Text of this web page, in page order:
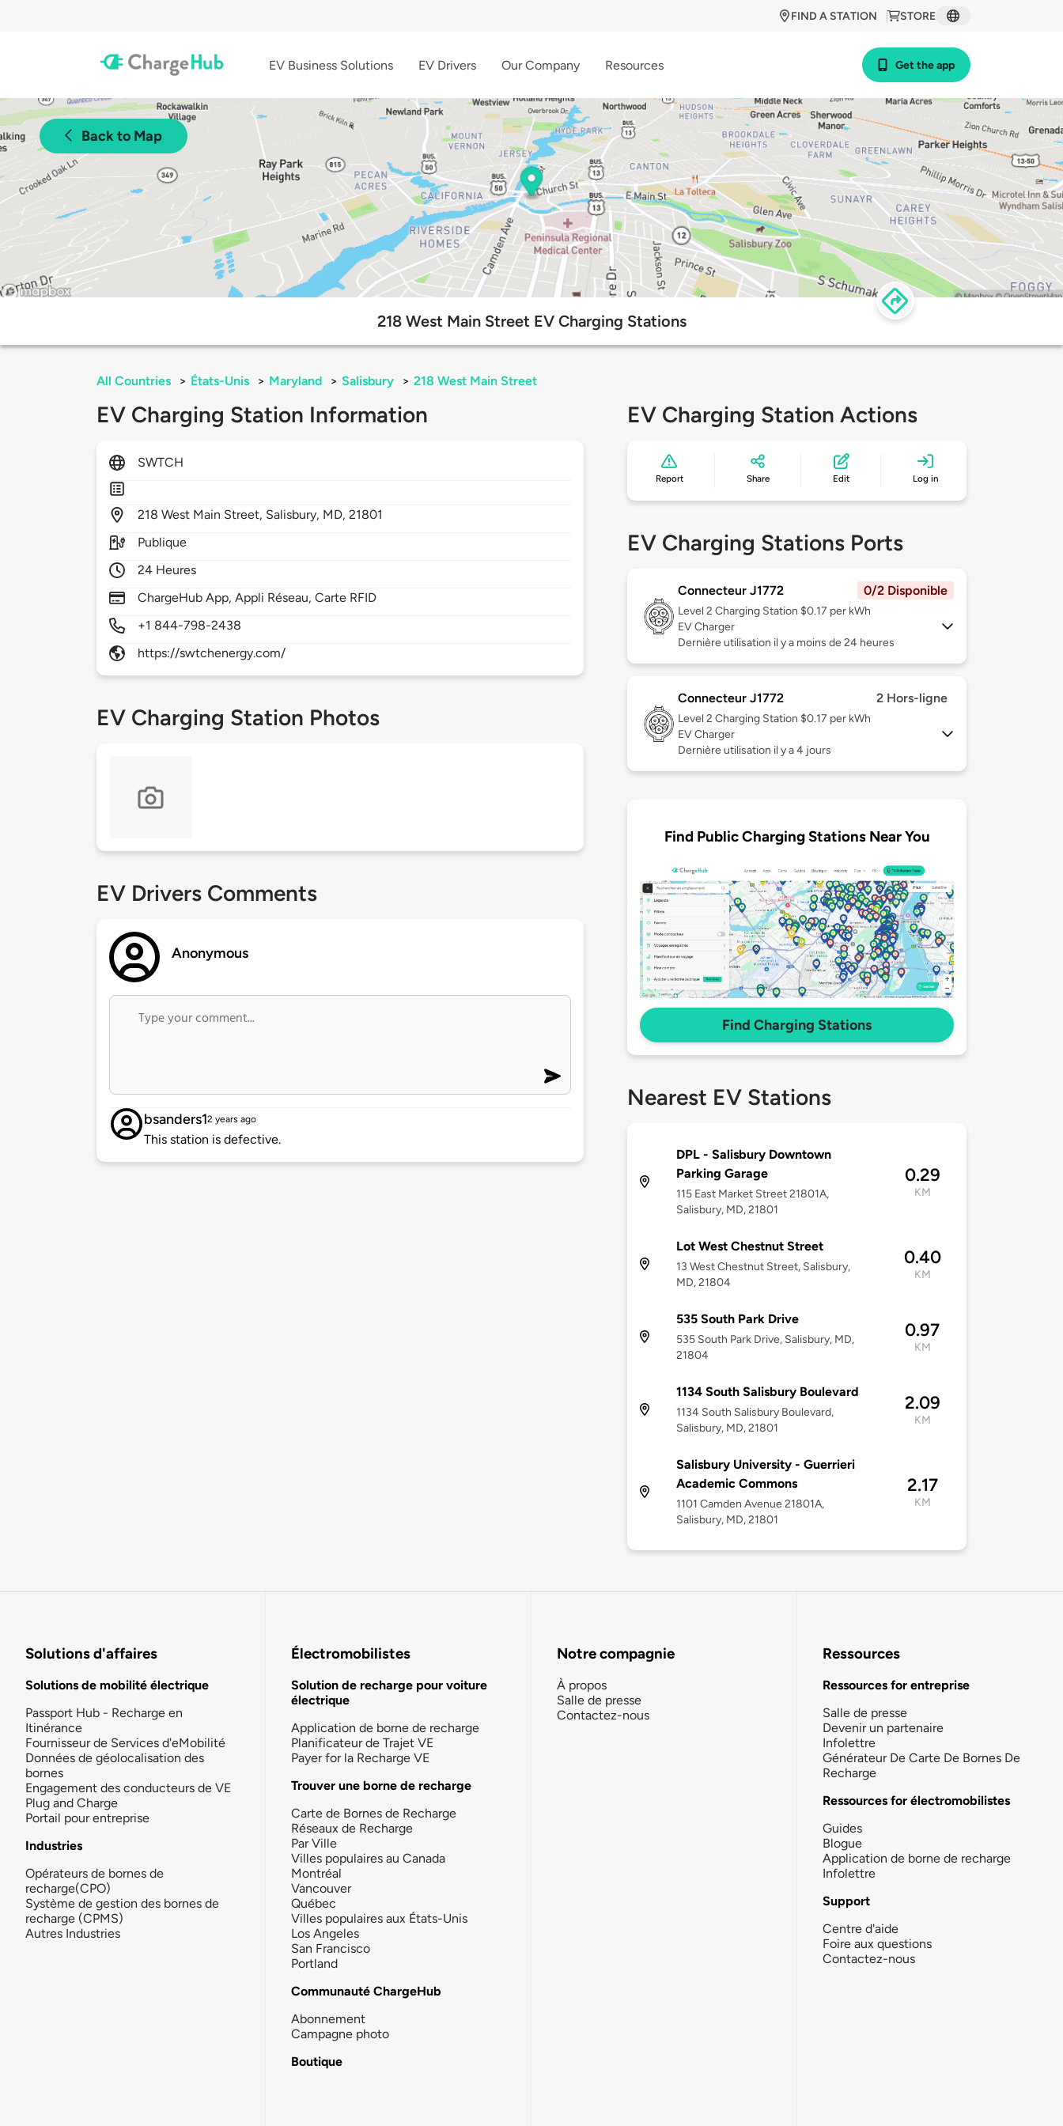
STORE
FIND A STATION
EV Business Solutions EV Drivers Our Company Resources Get the app
Back to Map
218 West Main Street EV Charging Stations
All Countries > États-Unis > Maryland > Salisbury > 218 West Main Street
EV Charging Station Information
SWTCH
218West Main Street, Salisbury, MD,21801
Publique
24 Heures
ChargeHub App, Appli Réseau, Carte RFID
+1 844-798-2438
https://swtchenergy.com/
EV Charging Station Photos
EV Drivers Comments
Anonymous
bsanders12 years ago
This station is defective.
EV Charging Station Actions
Report Share Edit Log in
EV Charging Stations Ports
Connecteur J1772 0/2 Disponible
Level 2 Charging Station $0.17 per kWh
EV Charger
Dernière utilisation il y a moins de 24 heures
Connecteur J1772 2 Hors-ligne
Level 2 Charging Station $0.17 per kWh
EV Charger
Dernière utilisation il y a 4 jours
Find Public Charging Stations Near You
Find Charging Stations
Nearest EV Stations
DPL - Salisbury Downtown
Parking Garage
115 East Market Street 21801A,
Salisbury, MD, 21801
0.29
KM
Lot West Chestnut Street
13 West Chestnut Street, Salisbury,
MD, 21804
0.40
KM
535 South Park Drive
535 South Park Drive, Salisbury, MD,
21804
0.97
KM
1134 South Salisbury Boulevard
1134 South Salisbury Boulevard,
Salisbury, MD, 21801
2.09
KM
Salisbury University - Guerrieri
Academic Commons
1101 Camden Avenue 21801A,
Salisbury, MD, 21801
2.17
KM
Solutions d'affaires
Solutions de mobilité électrique
Passport Hub - Recharge en
Itinérance
Fournisseur de Services d'eMobilité
Données de géolocalisation des
bornes
Engagement des conducteurs de VE
Plug and Charge
Portail pour entreprise
Industries
Opérateurs de bornes de
recharge(CPO)
Système de gestion des bornes de
recharge (CPMS)
Autres Industries
Électromobilistes
Solution de recharge pour voiture
électrique
Application de borne de recharge
Planificateur de Trajet VE
Payer for la Recharge VE
Trouver une borne de recharge
Carte de Bornes de Recharge
Réseaux de Recharge
Par Ville
Villes populaires au Canada
Montréal
Vancouver
Québec
Villes populaires aux États-Unis
Los Angeles
San Francisco
Portland
Communauté ChargeHub
Abonnement
Campagne photo
Boutique
Notre compagnie
À propos
Salle de presse
Contactez-nous
Ressources
Ressources for entreprise
Salle de presse
Devenir un partenaire
Infolettre
Générateur De Carte De Bornes De
Recharge
Ressources for électromobilistes
Guides
Blogue
Application de borne de recharge
Infolettre
Support
Centre d'aide
Foire aux questions
Contactez-nous